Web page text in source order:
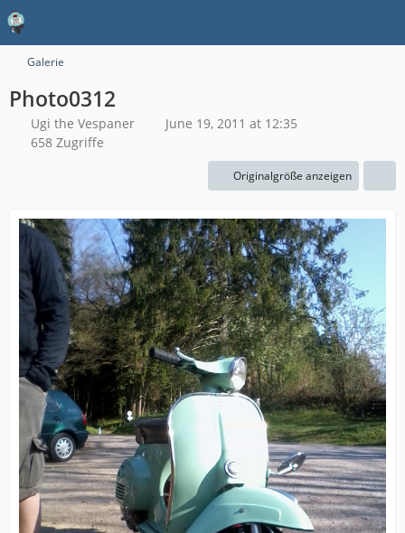
Galerie
Photo0312
Ugi the Vespaner
June 19, 2011 at 12:35
658 Zugriffe
Originalgröße anzeigen